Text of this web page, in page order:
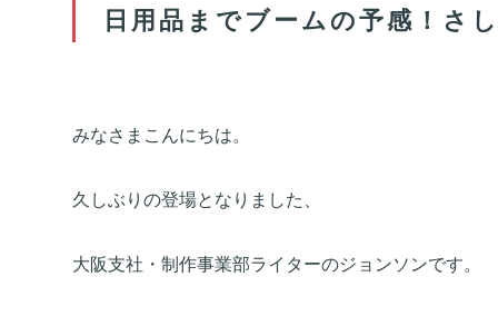
日用品までブームの予感！さ
みなさまこんにちは。
久しぶりの登場となりました、
大阪支社・制作事業部ライターのジョンソンです。